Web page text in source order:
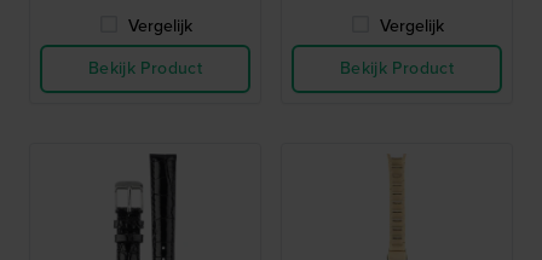
Vergelijk
Bekijk Product
Vergelijk
Bekijk Product